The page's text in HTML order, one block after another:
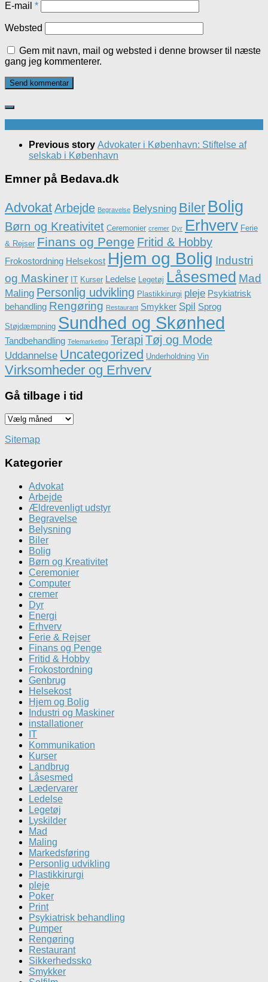
E-mail *
Websted
Gem mit navn, mail og websted i denne browser til næste
gang jeg kommenterer.
Previous story Advokater i København: Stiftelse af
selskab i København
Emner på Bedava.dk
AdvokatArbejde Begravelse Belysning Biler Bolig
Børn og Kreativitet Ceremonier cremer Dyr Erhverv Ferie
& Rejser Finans og Penge Fritid & Hobby
Frokostordning Helsekost Hjem og Bolig Industri
og Maskiner IT Kurser Ledelse Legetøj Låsesmed Mad
Maling Personlig udvikling Plastikkirurgi pleje Psykiatrisk
behandling Rengøring Restaurant Smykker Spil Sprog
Støjdæmpning Sundhed og Skønhed
Tandbehandling Telemarketing Terapi Tøj og Mode
Uddannelse Uncategorized Underholdning Vin
Virksomheder og Erhverv
Gå tilbage i tid
Gå
iSitemap
Kategorier
Advokat
Arbejde
Ældrevenligt udstyr
Begravelse
Belysning
Biler
Bolig
Børn og Kreativitet
Ceremonier
Computer
cremer
Dyr
Energi
Erhverv
Ferie & Rejser
Finans og Penge
Fritid & Hobby
Frokostordning
Genbrug
Helsekost
Hjem og Bolig
Industri og Maskiner
installationer
IT
Kommunikation
Kurser
Landbrug
Låsesmed
Lædervarer
Ledelse
Legetøj
Lyskilder
Mad
Maling
Markedsføring
Personlig udvikling
Plastikkirurgi
pleje
Poker
Print
Psykiatrisk behandling
Pumper
Rengøring
Restaurant
Sikkerhedssko
Smykker